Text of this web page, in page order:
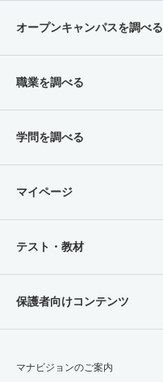
オープンキャンパスを調べる
職業を調べる
学問を調べる
マイページ
テスト・教材
保護者向けコンテンツ
マナビジョンのご案内